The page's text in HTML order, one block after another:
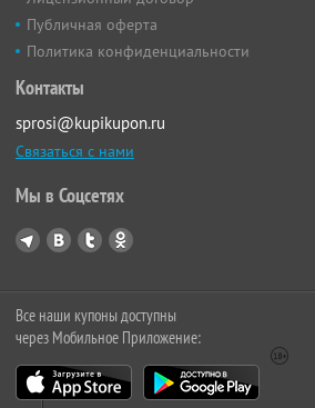
Публичная оферта
Политика конфиденциальности
Контакты
sprosi@kupikupon.ru
Связаться с нами
Мы в Соцсетях
Все наши купоны доступны
через Мобильное Приложение: